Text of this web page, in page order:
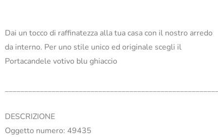
Dai un tocco di raffinatezza alla tua casa con il nostro arredo
da interno. Per uno stile unico ed originale scegli il
Portacandele votivo blu ghiaccio
DESCRIZIONE
Oggetto numero: 49435